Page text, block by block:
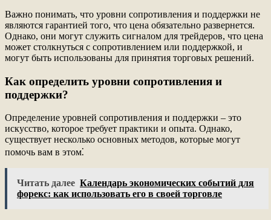
Важно понимать, что уровни сопротивления и поддержки не
являются гарантией того, что цена обязательно развернется.
Однако, они могут служить сигналом для трейдеров, что цена
может столкнуться с сопротивлением или поддержкой, и
могут быть использованы для принятия торговых решений.
Как определить уровни сопротивления и
поддержки?
Определение уровней сопротивления и поддержки ‒ это
искусство, которое требует практики и опыта. Однако,
существует несколько основных методов, которые могут
помочь вам в этом⁚
Читать далее Календарь экономических событий для
форекс: как использовать его в своей торговле